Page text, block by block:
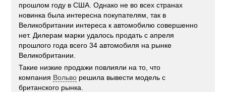
прошлом году в США. Однако не во всех странах
новинка была интересна покупателям, так в
Великобритании интереса к автомобилю совершенно
нет. Дилерам марки удалось продать с апреля
прошлого года всего 34 автомобиля на рынке
Великобритании.
Такие низкие продажи повлияли на то, что
компания Вольво решила вывести модель с
британского рынка.